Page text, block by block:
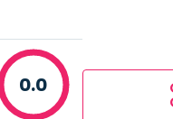
0.0